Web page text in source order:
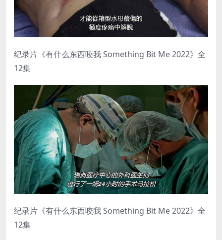
纪录片《有什么东西咬我 Something Bit Me 2022》全
12集
纪录片《有什么东西咬我 Something Bit Me 2022》全
12集